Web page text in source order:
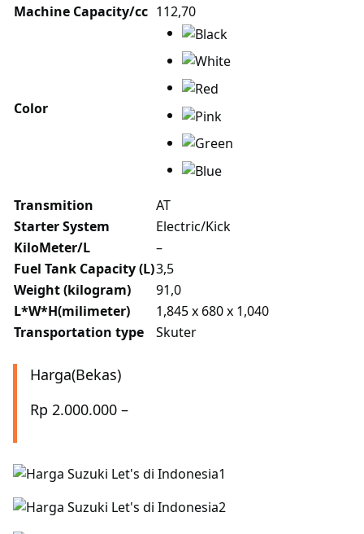
Machine Capacity/cc 112,70
Color
Transmition
AT
Starter System
Electric/Kick
KiloMeter/L
–
Fuel Tank Capacity (L)3,5
Weight (kilogram)
91,0
L*W*H(milimeter)
1,845 x 680 x 1,040
Transportation type
Skuter
Harga(Bekas)
Rp 2.000.000 –